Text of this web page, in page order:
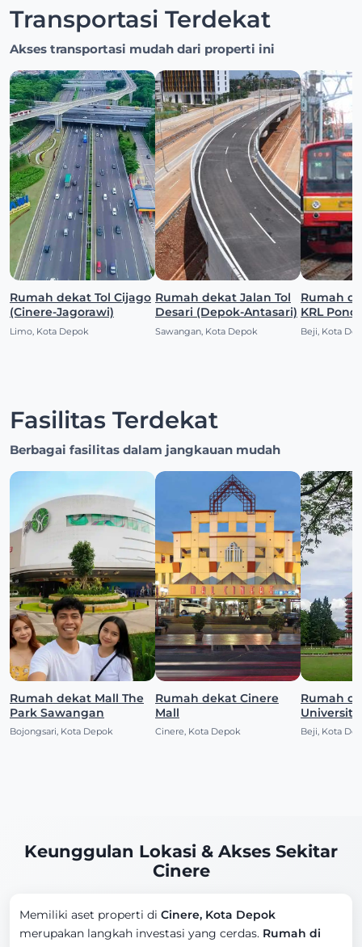
Transportasi Terdekat
Akses transportasi mudah dari properti ini
Rumah dekat Tol Cijago
(Cinere-Jagorawi)
Limo, Kota Depok
Rumah dekat Jalan Tol
Desari (Depok-Antasari)
Sawangan, Kota Depok
Rumah dekat
KRL
(Pocin)
Beji, Kota
Fasilitas Terdekat
Berbagai fasilitas dalam jangkauan mudah
Rumah dekat Mall The
Park Sawangan
Bojongsari, Kota Depok
Rumah dekat Cinere
Mall
Cinere, Kota Depok
Rumah
Beji, Kota
Keunggulan Lokasi & Akses Sekitar
Cinere
Memiliki aset properti di Cinere, Kota Depok
merupakan langkah investasi yang cerdas. Rumah di